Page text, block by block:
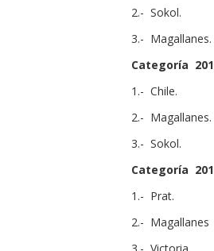
2.- Sokol.
3.- Magallanes.
Categoría
1.- Chile.
2.- Magallanes.
3.- Sokol.
Categoría
1.- Prat.
2.- Magallanes